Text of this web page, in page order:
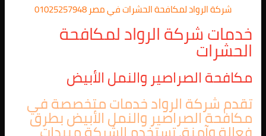
شركة الرواد لمكافحة الحشرات في مصر 01025257948
خدمات شركة الرواد لمكافحة
الحشرات
مكافحة الصراصير والنمل الأبيض
تقدم شركة الرواد خدمات متخصصة في
مكافحة الصراصير والنمل الأبيض بطرق